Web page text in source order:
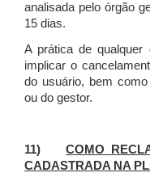
analisada pelo órgão
15 dias.
A prática de qualquer
implicar o
do usuário, bem
ou do gestor.
11)COMO
CADASTRADA NA